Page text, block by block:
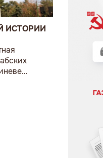
ИСТОРИИ